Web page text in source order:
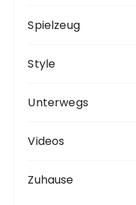
Spielzeug
Style
Unterwegs
Videos
Zuhause